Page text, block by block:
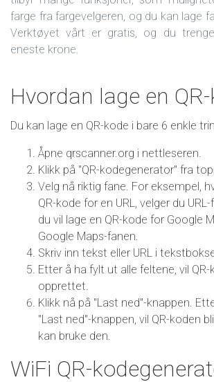
farge fra fargevelgeren, og du kan lage
Verktøyet vårt er gratis, og du
eneste krone.
Hvordan lage en
Du kan lage en QR-kode i bare 6 enkle
Åpne qrscanner.org i nettleseren.
Klikk på "QR-kodegenerator" fra
Velg nå riktig fane. For eksempel,
QR-kode for en URL, velger du
du vil lage en QR-kode for Google
Google Maps-fanen.
Skriv inn tekst eller URL i
Etter å ha fylt ut alle feltene, vil QR-
opprettet.
Klikk nå på "Last ned"-knappen.
"Last ned"-knappen, vil QR-koden
kan bruke den.
WiFi QR-